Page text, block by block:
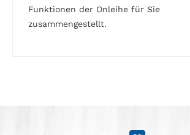
Funktionen der Onleihe für Sie
zusammengestellt.